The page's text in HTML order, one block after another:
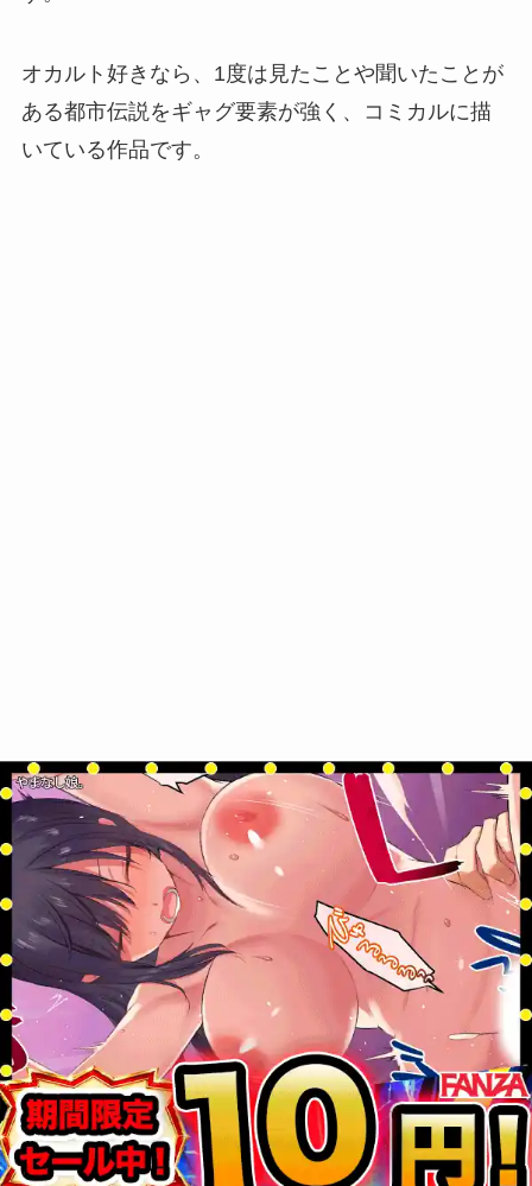
オカルト好きなら、1度は見たことや聞いたことが
ある都市伝説をギャグ要素が強く、コミカルに描
いている作品です。